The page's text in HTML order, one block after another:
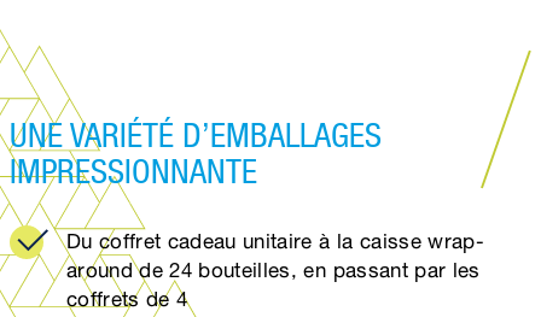
UNE VARIÉTÉ D’EMBALLAGES
IMPRESSIONNANTE
Du coffret cadeau unitaire à la caisse wrap-
around de 24 bouteilles, en passant par les
coffrets de 4